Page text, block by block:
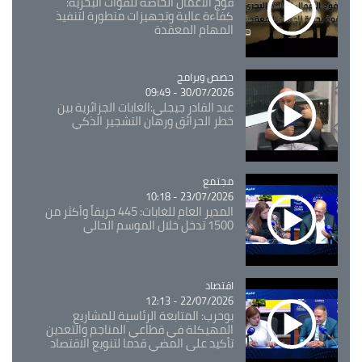
كفاءة عالية وتجهيزات متطورة لتنفيذ
المهام المعقدة
Catégorie
حصص وبرامج
30/07/2026 - 09:49
عبد القادر جيجلي:الغابات الجزائرية بين
خطر الحرائق ورهان التشجير الذكي
Catégorie
مجتمع
23/07/2026 - 10:18
المدير العام للغابات: 445 حريقاً وأكثر من
1500 تدخل خلال الموسم الحالي
Catégorie
اقتصاد
22/07/2026 - 12:13
بوحرب: المتابعة الرئاسية للمشاريع
المهيكلة في قطاعي المناجم والتعدين
تأكيد على المضي قدما لتنويع الاقتصاد